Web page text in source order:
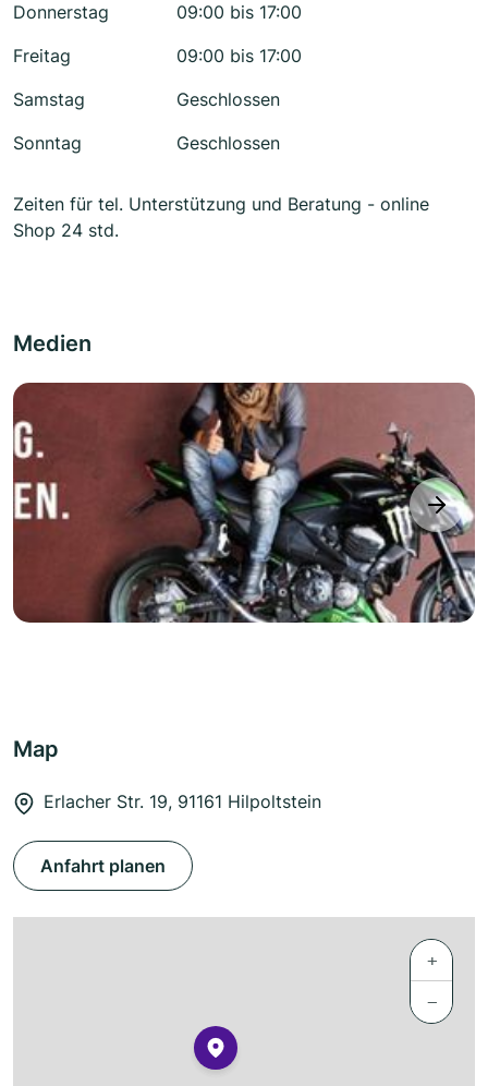
Donnerstag
09:00 bis 17:00
Freitag
09:00 bis 17:00
Samstag
Geschlossen
Sonntag
Geschlossen
Zeiten für tel. Unterstützung und Beratung - online
Shop 24 std.
Medien
next
Map
Erlacher Str. 19, 91161 Hilpoltstein
Anfahrt planen
+
−